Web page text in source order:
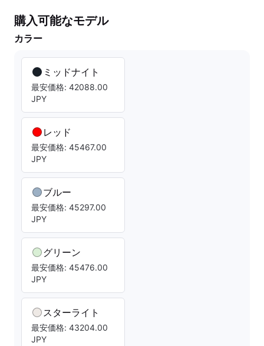
購入可能なモデル
カラー
ミッドナイト
最安価格: 42088.00
JPY
レッド
最安価格: 45467.00
JPY
ブルー
最安価格: 45297.00
JPY
グリーン
最安価格: 45476.00
JPY
スターライト
最安価格: 43204.00
JPY